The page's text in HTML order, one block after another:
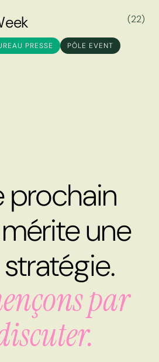
e
e
e
e
k
kPRESSE PÔLE EVENT
(22)
prochain
une
par